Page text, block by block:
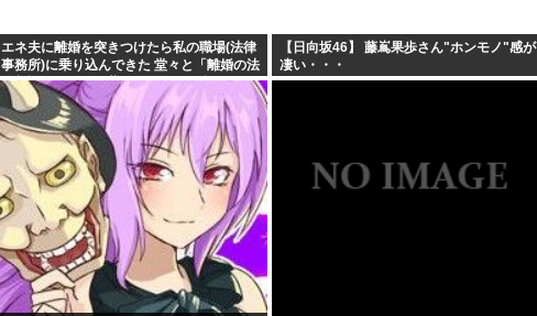
エネ夫に離婚を突きつけたら私の職場(法律
事務所)に乗り込んできた 堂々と「離婚の法
律相談です。母の薦めでこちらに参りまし
た」と言っているが、...
【日向坂46】 藤嶌果歩さん"ホンモノ"感が
凄い・・・